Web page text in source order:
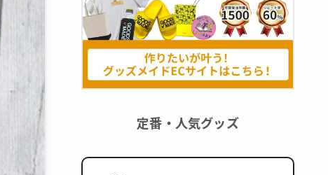
定番・人気グッズ